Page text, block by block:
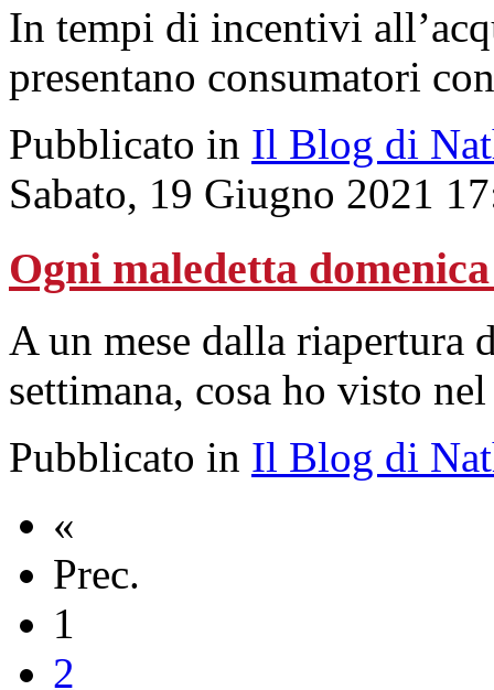
In tempi di incentivi
presentano consumatori
Pubblicato in Il Blog di
Sabato, 19 Giugno 2021
Ogni maledetta
A un mese dalla riapertura
settimana, cosa ho visto
Pubblicato in Il Blog di
«
Prec.
1
2